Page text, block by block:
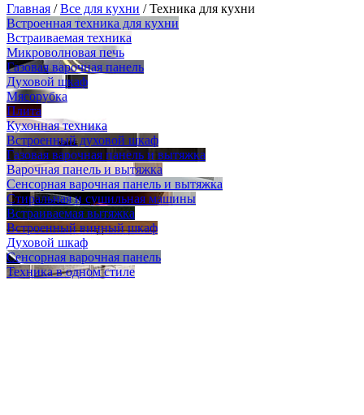
Главная /Все для кухни /Техника для кухни
Встроенная техника для кухни
Встраиваемая техника
Микроволновая печь
Газовая варочная панель
Духовой шкаф
Мясорубка
Плита
Кухонная техника
Встроенный духовой шкаф
Газовая варочная панель и вытяжка
Варочная панель и вытяжка
Сенсорная варочная панель и вытяжка
Стиральная и сушильная машины
Встраиваемая вытяжка
Встроенный винный шкаф
Духовой шкаф
Сенсорная варочная панель
Техника в одном стиле